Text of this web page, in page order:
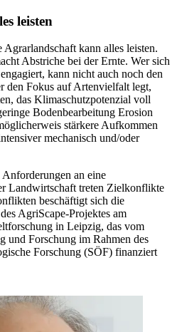
leisten
kann alles leisten.
Abstriche bei der Ernte. Wer sich
kann nicht auch noch den
den Fokus auf Artenvielfalt legt,
das Klimaschutzpotenzial voll
Bodenbearbeitung Erosion
stärkere Aufkommen
mechanisch und/oder
an eine
Landwirtschaft treten Zielkonflikte
beschäftigt sich die
AgriScape-Projektes am
in Leipzig, das vom
und Forschung im Rahmen des
Forschung (SÖF) finanziert